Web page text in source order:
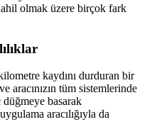
olmak üzere birçok fark
kaydını durduran bir
aracınızın tüm sistemlerinde
basarak
aracılığıyla da